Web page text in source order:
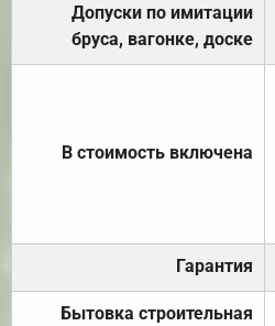
Допуски по имитации
бруса, вагонке, доске
В стоимость включена
Гарантия
Бытовка строительная